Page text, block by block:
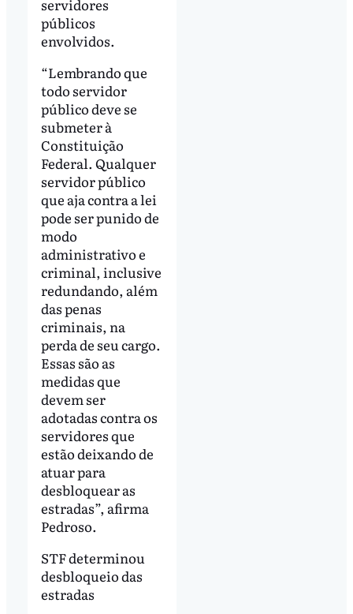
servidores
públicos
envolvidos.
“Lembrando que
todo servidor
público deve se
submeter à
Constituição
Federal. Qualquer
servidor público
que aja contra a lei
pode ser punido de
modo
administrativo e
criminal, inclusive
redundando, além
das penas
criminais, na
perda de seu cargo.
Essas são as
medidas que
devem ser
adotadas contra os
servidores que
estão deixando de
atuar para
desbloquear as
estradas”, afirma
Pedroso.
STF determinou
desbloqueio das
estradas